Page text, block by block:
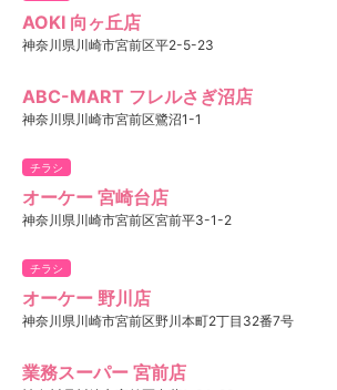
AOKI 向ヶ丘店
神奈川県川崎市宮前区平2-5-23
ABC-MART フレルさぎ沼店
神奈川県川崎市宮前区鷺沼1-1
チラシ
オーケー 宮崎台店
神奈川県川崎市宮前区宮前平3-1-2
チラシ
オーケー 野川店
神奈川県川崎市宮前区野川本町2丁目32番7号
業務スーパー 宮前店